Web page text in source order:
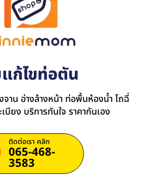
ก้ไขท่อตัน
จาน อ่างล้างหน้า ท่อพื้นห้องน้ำ โถฉี่
บียง บริการทันใจ ราคากันเอง
ติดต่อเรา คลิก
065-468-
3583